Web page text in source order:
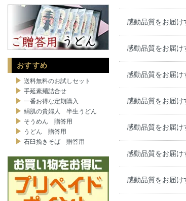
感動品質をお届け
感動品質をお届
感動品質をお届
感動品質をお届け
感動品質をお届け
感動品質をお届け
感動品質をお届け
おすすめ
送料無料のお試しセット
手延素麺詰合せ
一番お得な定期購入
絹肌の貴婦人 半生うどん
そうめん 贈答用
うどん 贈答用
石臼挽きそば 贈答用